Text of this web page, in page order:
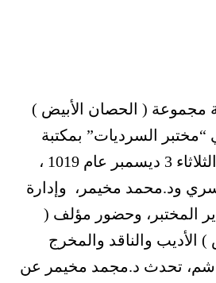
مجموعة ( الحصان الأبيض )
السرديات” بمكتبة
الاسكندرية يوم الثلاثاء 3 ديسمبر عام 1019 ،
ود.محمد مخيمر، وإدارة
المختبر، وحضور مؤلف (
) الأديب والناقد والمخرج
تحدث د.مجمد مخيمر عن